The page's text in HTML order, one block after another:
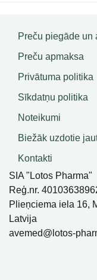
Preču piegāde un
Preču apmaksa
Privātuma politika
Sīkdatņu politika
Noteikumi
Biežāk uzdotie
Kontakti
SIA "Lotos Pharma"
Reģ.nr.
Plieņciema iela 16,
Latvija
avemed@lotos-